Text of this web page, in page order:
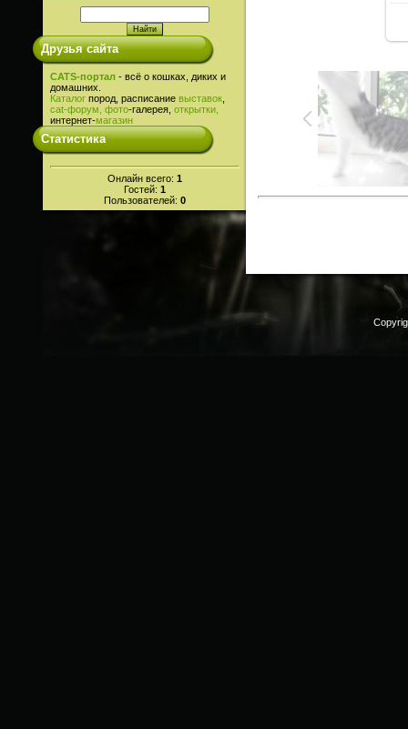
Друзья сайта
CATS-портал - всё о кошках, диких и
домашних.
Каталог пород, расписание выставок
cat-форум, фото-галерея, открытки,
интернет-магазин
Статистика
Онлайн всего: 1
Гостей: 1
Пользователей: 0